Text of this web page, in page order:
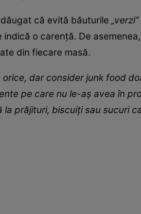
că evită băuturile „verzi”
indică o carență. De
din fiecare masă.
orice, dar consider junk food
pe care nu le-aș avea în
la prăjituri, biscuiți sau sucuri